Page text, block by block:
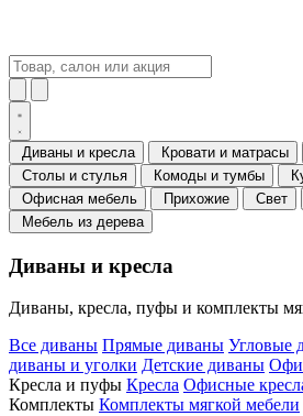
Диваны и кресла Кровати и матрасы
Столы и стулья
Комоды и тумбы
Офисная мебель
Прихожие Свет
Мебель из дерева
Диваны и кресла
Диваны, кресла, пуфы и комплекты
Все диваны Прямые диваны Угловые
диваны и уголки Детские диваны
Кресла и пуфы Кресла Офисные
Комплекты Комплекты мягкой мебели